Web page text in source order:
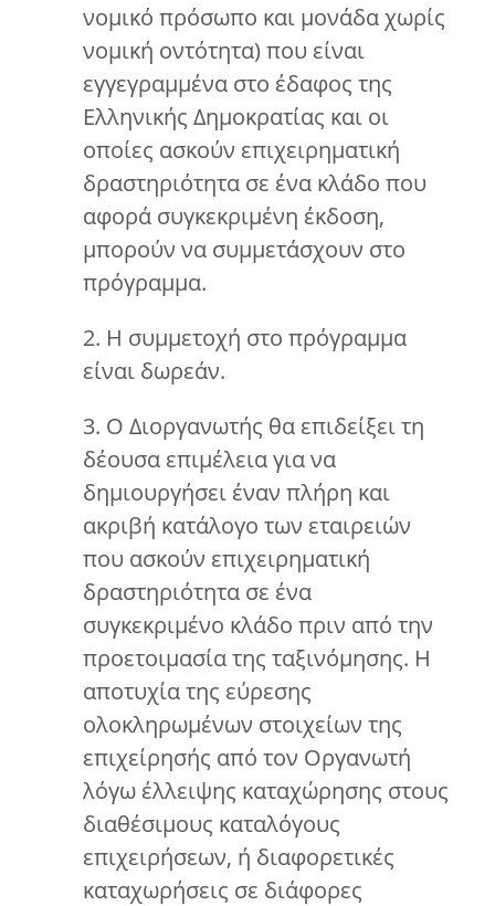
νομικό πρόσωπο και μονάδα χωρίς
νομική οντότητα) που είναι
εγγεγραμμένα στο έδαφος της
Ελληνικής Δημοκρατίας και οι
οποίες ασκούν επιχειρηματική
δραστηριότητα σε ένα κλάδο που
αφορά συγκεκριμένη έκδοση,
μπορούν να συμμετάσχουν στο
πρόγραμμα.
2. Η συμμετοχή στο πρόγραμμα
είναι δωρεάν.
3. Ο Διοργανωτής θα επιδείξει τη
δέουσα επιμέλεια για να
δημιουργήσει έναν πλήρη και
ακριβή κατάλογο των εταιρειών
που ασκούν επιχειρηματική
δραστηριότητα σε ένα
συγκεκριμένο κλάδο πριν από την
προετοιμασία της ταξινόμησης. Η
αποτυχία της εύρεσης
ολοκληρωμένων στοιχείων της
επιχείρησής από τον Οργανωτή
λόγω έλλειψης καταχώρησης στους
διαθέσιμους καταλόγους
επιχειρήσεων, ή διαφορετικές
καταχωρήσεις σε διάφορες